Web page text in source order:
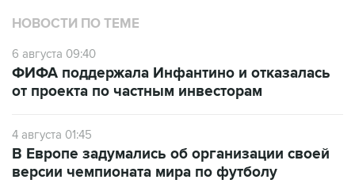
6 августа 09:40
от проекта по частным инвесторам
4 августа 01:45
версии чемпионата мира по футболу
30 июля 18:45